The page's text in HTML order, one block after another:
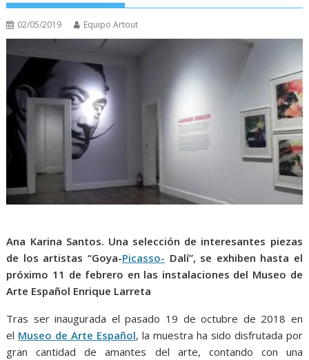
02/05/2019 Equipo Artout
Ana Karina Santos. Una selección de interesantes piezas
de los artistas “Goya-Picasso- Dalí”, se exhiben hasta el
próximo 11 de febrero en las instalaciones del Museo de
Arte Español Enrique Larreta
Tras ser inaugurada el pasado 19 de octubre de 2018 en
el Museo de Arte Español, la muestra ha sido disfrutada por
gran cantidad de amantes del arte, contando con una